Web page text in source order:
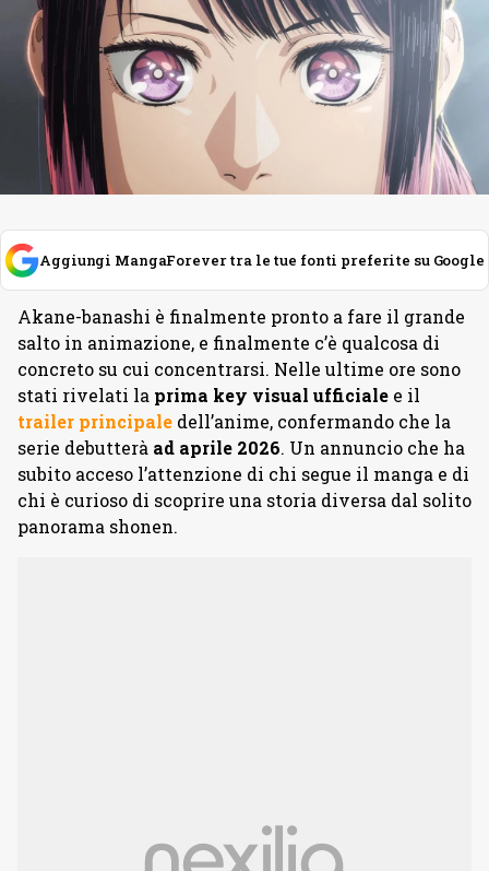
Aggiungi MangaForever tra le tue fonti preferite su Google
Akane-banashi è finalmente pronto a fare il grande
salto in animazione, e finalmente c’è qualcosa di
concreto su cui concentrarsi. Nelle ultime ore sono
stati rivelati la prima key visual ufficiale e il
trailer principale dell’anime, confermando che la
serie debutterà ad aprile 2026. Un annuncio che ha
subito acceso l’attenzione di chi segue il manga e di
chi è curioso di scoprire una storia diversa dal solito
panorama shonen.